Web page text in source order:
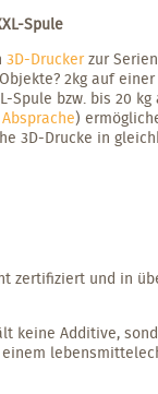
Spule
3D-Druckerzur
2kg auf
Spule bzw. bis 20
)
3D-Drucke in
zertifiziert und in
keine Additive,
einem